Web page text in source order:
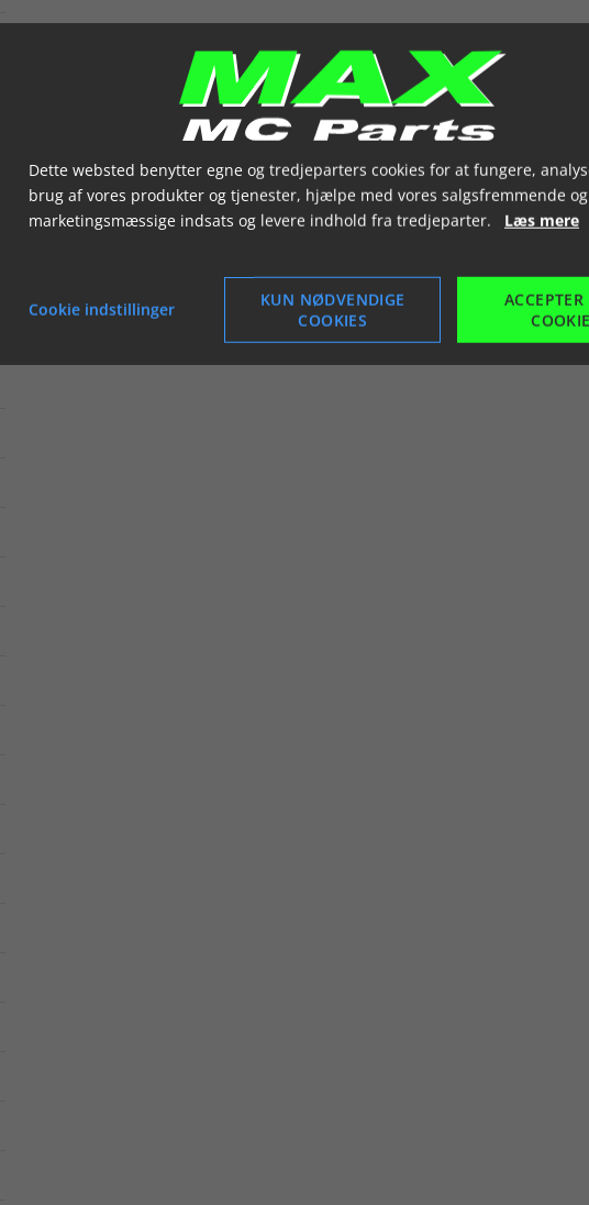
Dette websted benytter egne og tredjeparters cookies for at fungere,
brug af vores produkter og tjenester, hjælpe med vores salgsfremmende og
marketingsmæssige indsats og levere indhold fra tredjeparter. Læs mere
Cookie indstillinger
KUN NØDVENDIGE
COOKIES